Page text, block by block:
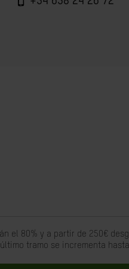
80% y a partir de 250€
tramo se incrementa